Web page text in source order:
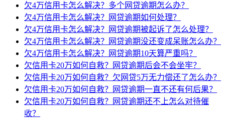
欠4万信用卡怎么解决？多个网贷逾期怎么办？
欠4万信用卡怎么解决？网贷逾期如何处理？
欠4万信用卡怎么解决？网贷逾期被起诉了怎么处理？
欠4万信用卡怎么解决？网贷逾期没还变成呆账怎么办？
欠4万信用卡怎么解决？网贷逾期10天算严重吗？
欠信用卡20万如何自救？网贷逾期后会不会坐牢？
欠信用卡20万如何自救？欠网贷5万无力偿还了怎么办？
欠信用卡20万如何自救？网贷逾期一直不还有何后果？
欠信用卡20万如何自救？网贷逾期还不上怎么对待催
收？